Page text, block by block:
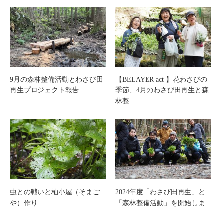
9月の森林整備活動とわさび田
再生プロジェクト報告
【BELAYER act 】花わさびの
季節、4月のわさび田再生と森
林整…
虫との戦いと杣小屋（そまご
や）作り
2024年度「わさび田再生」と
「森林整備活動」を開始しま